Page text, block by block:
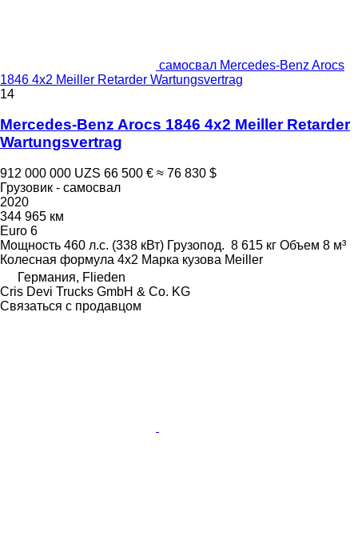
самосвал Mercedes-Benz Arocs
1846 4x2 Meiller Retarder Wartungsvertrag
14
Mercedes-Benz Arocs 1846 4x2 Meiller Retarder
Wartungsvertrag
912 000 000 UZS 66 500 € ≈ 76 830 $
Грузовик - самосвал
2020
344 965 км
Euro 6
Мощность 460 л.с. (338 кВт) Грузопод. 8 615 кг Объем 8 м³
Колесная формула 4x2 Марка кузова Meiller
Германия, Flieden
Cris Devi Trucks GmbH & Co. KG
Связаться с продавцом